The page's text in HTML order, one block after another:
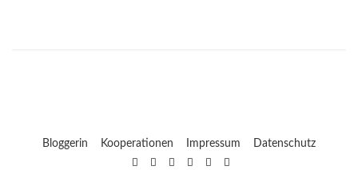
Bloggerin Kooperationen Impressum Datenschutz